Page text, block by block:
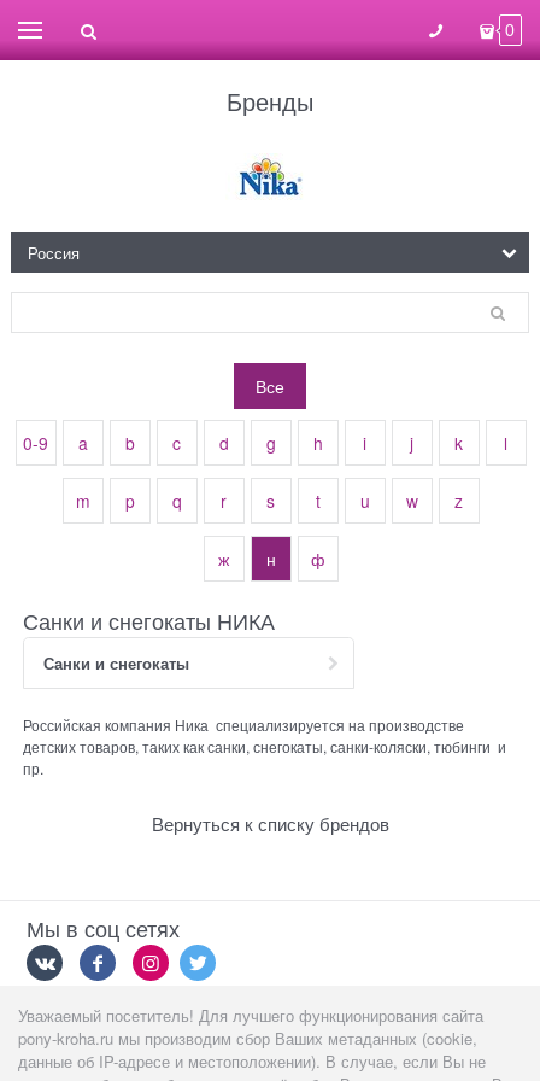
0
Бренды
Все
0-9 a b c d g h i j k l
m p q r s t u w z
ж н ф
Санки и снегокаты НИКА
Санки и снегокаты
Российская компания Ника специализируется на производстве
детских товаров, таких как санки, снегокаты, санки-коляски, тюбинги и
пр.
Вернуться к списку брендов
Мы в соц сетях
Мы принимаем
Уважаемый посетитель! Для лучшего функционирования сайта
pony-kroha.ru мы производим сбор Ваших метаданных (cookie,
данные об IP-адресе и местоположении). В случае, если Вы не